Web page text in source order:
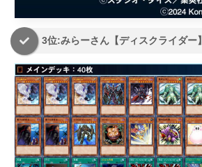
3位:みらーさん【ディスクライダー】